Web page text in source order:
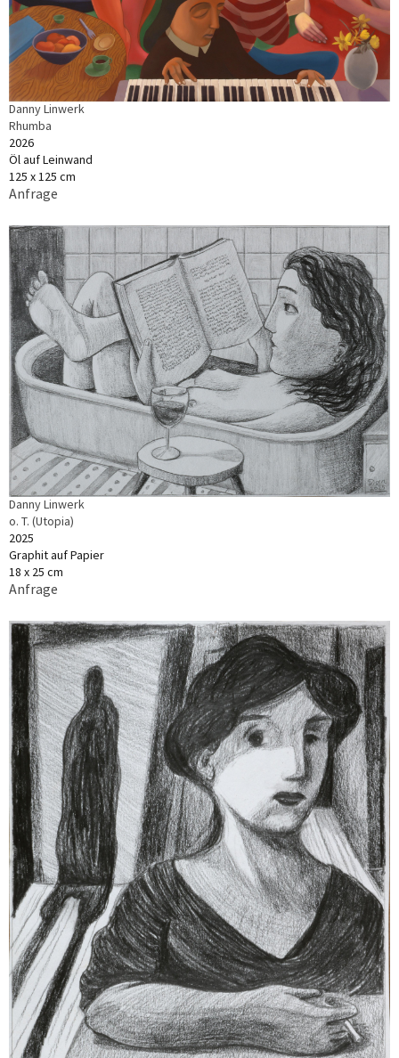
Danny Linwerk
Rhumba
2026
Öl auf Leinwand
125 x 125 cm
Anfrage
Danny Linwerk
o. T. (Utopia)
2025
Graphit auf Papier
18 x 25 cm
Anfrage